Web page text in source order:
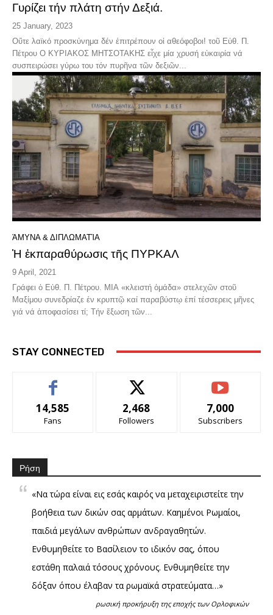
Γυρίζει τήν πλάτη στήν Δεξιά.
25 January, 2023
Οὔτε λαϊκό προσκύνημα δέν ἐπιτρέπουν οἱ αθεόφοβοι! τοῦ Εὐθ. Π.
Πέτρου Ο ΚΥΡΙΑΚΟΣ ΜΗΤΣΟΤΑΚΗΣ εἶχε μία χρυσή εὐκαιρία νά
συσπειρώσει γύρω του τόν πυρῆνα τῶν δεξιῶν...
ΆΜΥΝΑ & ΔΙΠΛΩΜΑΤΊΑ
Ἡ ἐκπαραθύρωσις τῆς ΠΥΡΚΑΛ
9 April, 2021
Γράφει ὁ Εὐθ. Π. Πέτρου. ΜΙΑ «κλειστή ὁμάδα» στελεχῶν στοῦ
Μαξίμου συνεδρίαζε ἐν κρυπτῷ καί παραβύστῳ ἐπί τέσσερεις μῆνες
γιά νά ἀποφασίσει τί; Τήν ἔξωση τῶν...
STAY CONNECTED
14,585
Fans
2,468
Followers
7,000
Subscribers
Ρήση
«Να τώρα είναι εις εσάς καιρός να μεταχειριστείτε την
βοήθεια των δικών σας αρμάτων. Καημένοι Ρωμαίοι,
παιδιά μεγάλων ανθρώπων ανδραγαθητών.
Ενθυμηθείτε το Βασίλειον το ιδικόν σας, όπου
εστάθη παλαιά τόσους χρόνους. Ενθυμηθείτε την
δόξαν όπου έλαβαν τα ρωμαϊκά στρατεύματα…»
ρωσική προκήρυξη της εποχής των Ορλοφικών